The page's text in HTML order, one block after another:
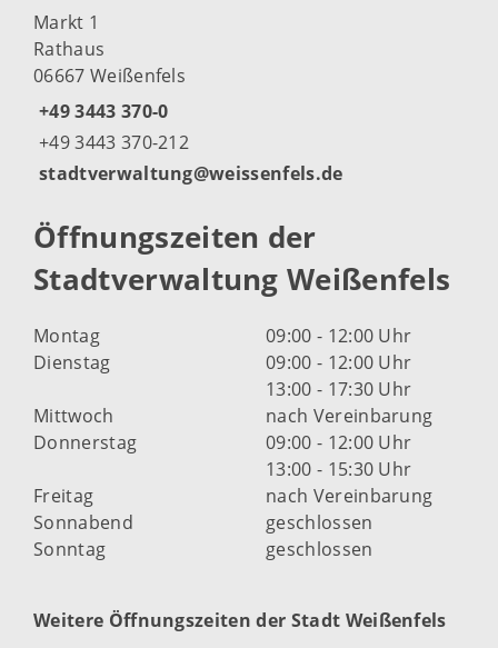
Markt 1
Rathaus
06667 Weißenfels
+49 3443 370-0
+49 3443 370-212
stadtverwaltung@weissenfels.de
Öffnungszeiten der
Stadtverwaltung Weißenfels
Montag
09:00 - 12:00 Uhr
Dienstag
09:00 - 12:00 Uhr
13:00 - 17:30 Uhr
Mittwoch
nach Vereinbarung
Donnerstag
09:00 - 12:00 Uhr
13:00 - 15:30 Uhr
Freitag
nach Vereinbarung
Sonnabend
geschlossen
Sonntag
geschlossen
Weitere Öffnungszeiten der Stadt Weißenfels